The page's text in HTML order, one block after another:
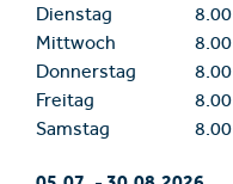
Dienstag
8.00
Mittwoch
8.00
Donnerstag
8.00
Freitag
8.00
Samstag
8.00